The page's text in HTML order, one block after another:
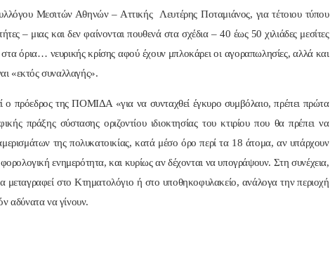
Μεσιτών Αθηνών – Αττικής Λευτέρης Ποταμιάνος, για τέτοιου τύπου
– μιας και δεν φαίνονται πουθενά στα σχέδια – 40 έως 50 χιλιάδες μεσίτες
όρια… νευρικής κρίσης αφού έχουν μπλοκάρει οι αγοραπωλησίες, αλλά και
«εκτός συναλλαγής».
ο πρόεδρος της ΠΟΜΙΔΑ «για να συνταχθεί έγκυρο συμβόλαιο, πρέπει πρώτα
πράξης σύστασης οριζοντίου ιδιοκτησίας του κτιρίου που θα πρέπει να
της πολυκατοικίας, κατά μέσο όρο περί τα 18 άτομα, αν υπάρχουν
ενημερότητα, και κυρίως αν δέχονται να υπογράψουν. Στη συνέχεια,
μεταγραφεί στο Κτηματολόγιο ή στο υποθηκοφυλακείο, ανάλογα την περιοχή
αδύνατα να γίνουν.